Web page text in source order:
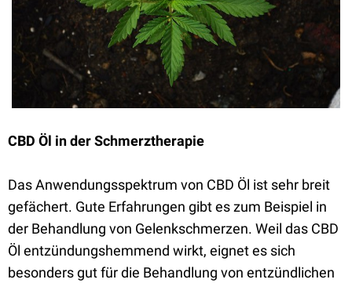
CBD Öl in der Schmerztherapie
Das Anwendungsspektrum von CBD Öl ist sehr breit
gefächert. Gute Erfahrungen gibt es zum Beispiel in
der Behandlung von Gelenkschmerzen. Weil das CBD
Öl entzündungshemmend wirkt, eignet es sich
besonders gut für die Behandlung von entzündlichen